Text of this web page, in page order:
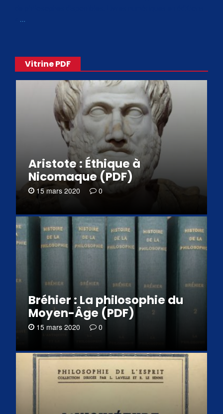
…
Vitrine PDF
Aristote : Éthique à
Nicomaque (PDF)
15 mars 2020 0
Bréhier : La philosophie du
Moyen-Âge (PDF)
15 mars 2020 0